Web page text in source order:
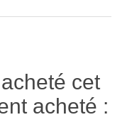
cet
acheté :